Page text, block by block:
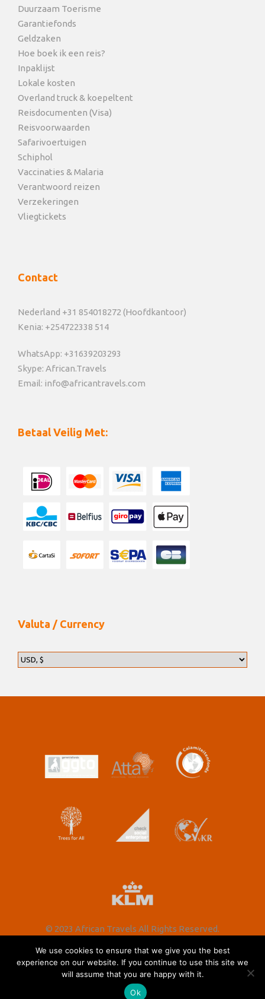
Duurzaam Toerisme
Garantiefonds
Geldzaken
Hoe boek ik een reis?
Inpaklijst
Lokale kosten
Overland truck & koepeltent
Reisdocumenten (Visa)
Reisvoorwaarden
Safarivoertuigen
Schiphol
Vaccinaties & Malaria
Verantwoord reizen
Verzekeringen
Vliegtickets
Contact
Nederland +31 854018272 (Hoofdkantoor)
Kenia: +254722338 514
WhatsApp: +31639203293
Skype: African.Travels
Email: info@africantravels.com
Betaal Veilig Met:
Valuta / Currency
© 2023 African Travels All Rights Reserved.
Nederlands English(Engels)
We use cookies to ensure that we give you the best
experience on our website. If you continue to use this site we
will assume that you are happy with it.
Ok